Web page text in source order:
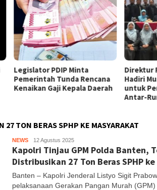
Legislator PDIP Minta
Pemerintah Tunda Rencana
Kenaikan Gaji Kepala Daerah
Direktur
Hadiri
untuk
Antar-
27 TON BERAS SPHP KE MASYARAKAT
NEWS Tanjong
12 Agustus 2025
Kapolri Tinjau GPM Polda Banten,
Distribusikan 27 Ton Beras SPHP
Banten – Kapolri Jenderal Listyo Sigit
pelaksanaan Gerakan Pangan Murah